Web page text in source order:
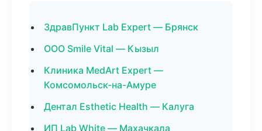
ЗдравПункт Lab Expert — Брянск
ООО Smile Vital — Кызыл
Клиника MedArt Expert —
Комсомольск-на-Амуре
Дентал Esthetic Health — Калуга
ИП Lab White — Махачкала